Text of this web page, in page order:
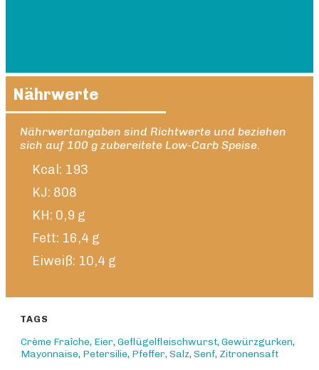
Nährwerte
Nährwertangaben sind Richtwerte und beziehen
sich auf 100 g zubereitete Low-Carb Speise.
Kcal: 193
KJ: 808
KH: 0,9 g
Fett: 16,4 g
Eiweiß: 10,4 g
TAGS
Crème Fraîche, Eier,Geflügelfleischwurst,Gewürzgurken,
Mayonnaise, Petersilie, Pfeffer,Salz,Senf, Zitronensaft